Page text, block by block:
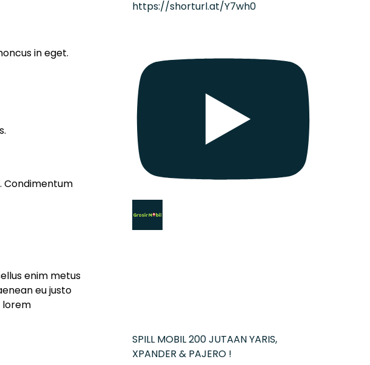
in eget.
Condimentum
enim metus
eu justo
lorem
https://shorturl.at/Y7wh0
SPILL MOBIL 200 JUTAAN YARIS,
XPANDER & PAJERO !